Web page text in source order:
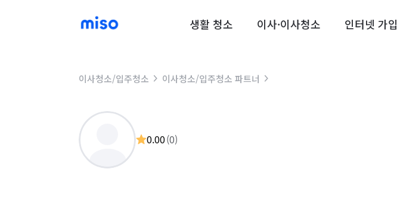
생활 청소 이사·이사청소 인터넷 가입
이사청소/입주청소 이사청소/입주청소 파트너
0.00(0)